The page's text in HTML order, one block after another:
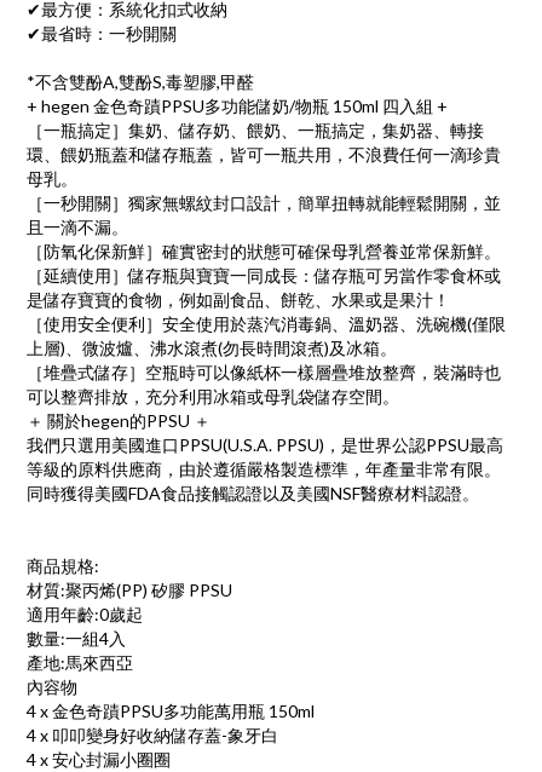
✔最方便：系統化扣式收納
✔最省時：一秒開關
*不含雙酚A,雙酚S,毒塑膠,甲醛
+ hegen 金色奇蹟PPSU多功能儲奶/物瓶 150ml 四入組 +
［一瓶搞定］集奶、儲存奶、餵奶、一瓶搞定，集奶器、轉接
環、餵奶瓶蓋和儲存瓶蓋，皆可一瓶共用，不浪費任何一滴珍貴
母乳。
［一秒開關］獨家無螺紋封口設計，簡單扭轉就能輕鬆開關，並
且一滴不漏。
［防氧化保新鮮］確實密封的狀態可確保母乳營養並常保新鮮。
［延續使用］儲存瓶與寶寶一同成長：儲存瓶可另當作零食杯或
是儲存寶寶的食物，例如副食品、餅乾、水果或是果汁！
［使用安全便利］安全使用於蒸汽消毒鍋、溫奶器、洗碗機(僅限
上層)、微波爐、沸水滾煮(勿長時間滾煮)及冰箱。
［堆疊式儲存］空瓶時可以像紙杯一樣層疊堆放整齊，裝滿時也
可以整齊排放，充分利用冰箱或母乳袋儲存空間。
＋ 關於hegen的PPSU ＋
我們只選用美國進口PPSU(U.S.A. PPSU)，是世界公認PPSU最高
等級的原料供應商，由於遵循嚴格製造標準，年產量非常有限。
同時獲得美國FDA食品接觸認證以及美國NSF醫療材料認證。
商品規格:
材質:聚丙烯(PP) 矽膠 PPSU
適用年齡:0歲起
數量:一組4入
產地:馬來西亞
內容物
4 x 金色奇蹟PPSU多功能萬用瓶 150ml
4 x 叩叩變身好收納儲存蓋-象牙白
4 x 安心封漏小圈圈